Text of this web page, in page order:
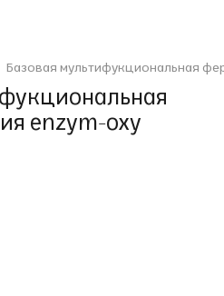
Базовая мультифукциональная
enzym-oxy